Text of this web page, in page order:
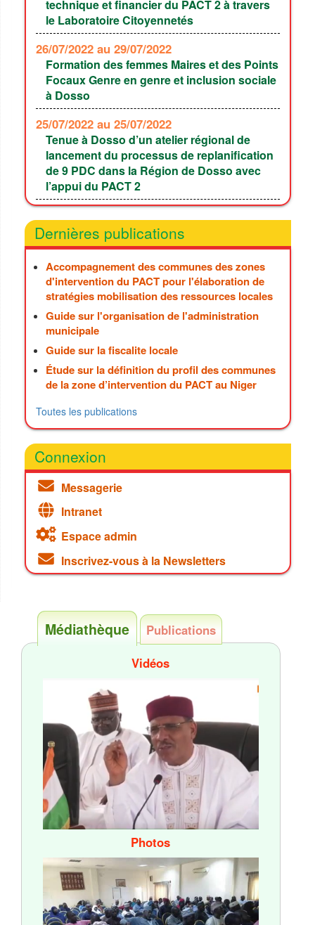
technique et financier du PACT 2 à travers
le Laboratoire Citoyennetés
26/07/2022 au 29/07/2022
Formation des femmes Maires et des Points
Focaux Genre en genre et inclusion sociale
à Dosso
25/07/2022 au 25/07/2022
Tenue à Dosso d’un atelier régional de
lancement du processus de replanification
de 9 PDC dans la Région de Dosso avec
l’appui du PACT 2
Dernières publications
Accompagnement des communes des zones
d'intervention du PACT pour l'élaboration de
stratégies mobilisation des ressources locales
Guide sur l'organisation de l'administration
municipale
Guide sur la fiscalite locale
Étude sur la définition du profil des communes
de la zone d’intervention du PACT au Niger
Toutes les publications
Connexion
Messagerie
Intranet
Espace admin
Inscrivez-vous à la Newsletters
Médiathèque
Publications
Vidéos
Photos